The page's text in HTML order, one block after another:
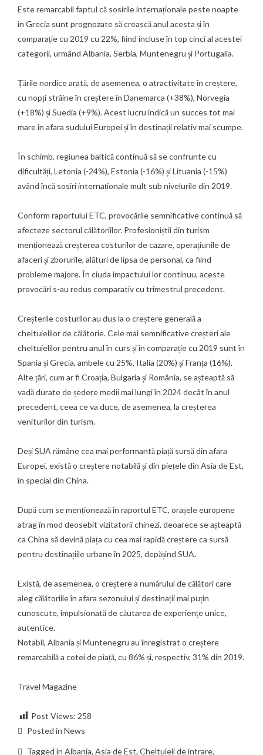
Este remarcabil faptul că sosirile internaționale peste noapte
în Grecia sunt prognozate să crească anul acesta și în
comparație cu 2019 cu 22%, fiind incluse în top cinci al acestei
categorii, urmând Albania, Serbia, Muntenegru și Portugalia.
Țările nordice arată, de asemenea, o atractivitate în creștere,
cu nopți străine în creștere în Danemarca (+38%), Norvegia
(+18%) și Suedia (+9%). Acest lucru indică un succes tot mai
mare în afara sudului Europei și în destinații relativ mai scumpe.
În schimb, regiunea baltică continuă să se confrunte cu
dificultăți, Letonia (-24%), Estonia (-16%) și Lituania (-15%)
având încă sosiri internaționale mult sub nivelurile din 2019.
Conform raportului ETC, provocările semnificative continuă să
afecteze sectorul călătoriilor. Profesioniștii din turism
menționează creșterea costurilor de cazare, operațiunile de
afaceri și zborurile, alături de lipsa de personal, ca fiind
probleme majore. În ciuda impactului lor continuu, aceste
provocări s-au redus comparativ cu trimestrul precedent.
Creșterile costurilor au dus la o creștere generală a
cheltuielilor de călătorie. Cele mai semnificative creșteri ale
cheltuielilor pentru anul în curs și în comparație cu 2019 sunt în
Spania și Grecia, ambele cu 25%, Italia (20%) și Franța (16%).
Alte țări, cum ar fi Croația, Bulgaria și România, se așteaptă să
vadă durate de ședere medii mai lungi în 2024 decât în anul
precedent, ceea ce va duce, de asemenea, la creșterea
veniturilor din turism.
Deși SUA rămâne cea mai performantă piață sursă din afara
Europei, există o creștere notabilă și din piețele din Asia de Est,
în special din China.
După cum se menționează în raportul ETC, orașele europene
atrag în mod deosebit vizitatorii chinezi, deoarece se așteaptă
ca China să devină piața cu cea mai rapidă creștere ca sursă
pentru destinațiile urbane în 2025, depășind SUA.
Există, de asemenea, o creștere a numărului de călători care
aleg călătoriile în afara sezonului și destinații mai puțin
cunoscute, impulsionată de căutarea de experiențe unice,
autentice.
Notabil, Albania și Muntenegru au înregistrat o creștere
remarcabilă a cotei de piață, cu 86% și, respectiv, 31% din 2019.
Travel Magazine
Post Views: 258
Posted in News
Tagged in Albania, Asia de Est, Cheltuieli de intrare,